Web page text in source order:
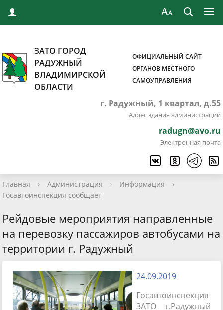
ЗАТО ГОРОД
РАДУЖНЫЙ
ВЛАДИМИРСКОЙ
ОБЛАСТИ
ОФИЦИАЛЬНЫЙ САЙТ
ОРГАНОВ МЕСТНОГО
САМОУПРАВЛЕНИЯ
г. Радужный, 1 квартал, д.55
Адрес здания администрации
radugn@avo.ru
Электронная почта
Главная › Администрация › Информация
›
Госавтоинспекция сообщает
Рейдовые мероприятия направленные
на перевозку пассажиров автобусами на
территории г. Радужный
24.09.2019
Госавтоинспекция
ЗАТО г.Радужный